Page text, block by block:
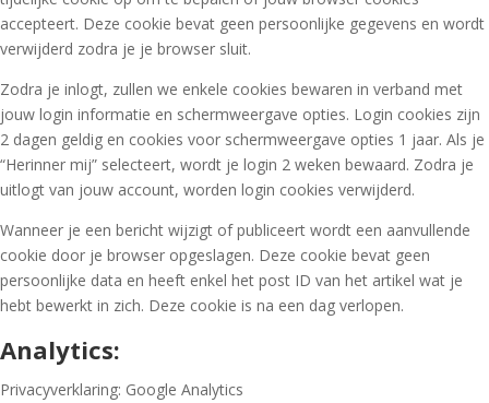
accepteert. Deze cookie bevat geen persoonlijke gegevens en wordt
verwijderd zodra je je browser sluit.
Zodra je inlogt, zullen we enkele cookies bewaren in verband met
jouw login informatie en schermweergave opties. Login cookies zijn
2 dagen geldig en cookies voor schermweergave opties 1 jaar. Als je
“Herinner mij” selecteert, wordt je login 2 weken bewaard. Zodra je
uitlogt van jouw account, worden login cookies verwijderd.
Wanneer je een bericht wijzigt of publiceert wordt een aanvullende
cookie door je browser opgeslagen. Deze cookie bevat geen
persoonlijke data en heeft enkel het post ID van het artikel wat je
hebt bewerkt in zich. Deze cookie is na een dag verlopen.
Analytics:
Privacyverklaring: Google Analytics